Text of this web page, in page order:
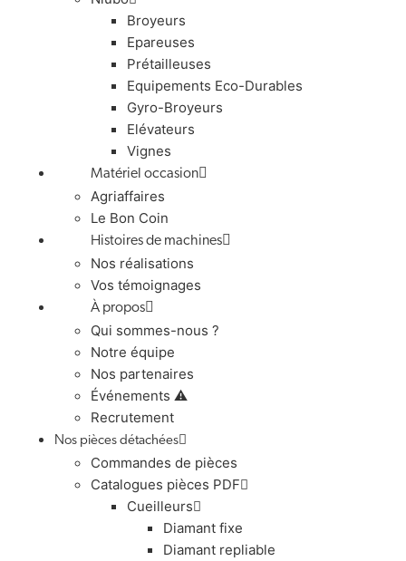
Broyeurs
Epareuses
Prétailleuses
Equipements Eco-Durables
Gyro-Broyeurs
Elévateurs
Vignes
Matériel occasion
Agriaffaires
Le Bon Coin
Histoires de machines
Nos réalisations
Vos témoignages
À propos
Qui sommes-nous ?
Notre équipe
Nos partenaires
Événements ⚠️
Recrutement
Nos pièces détachées
Commandes de pièces
Catalogues pièces PDF
Cueilleurs
Diamant fixe
Diamant repliable